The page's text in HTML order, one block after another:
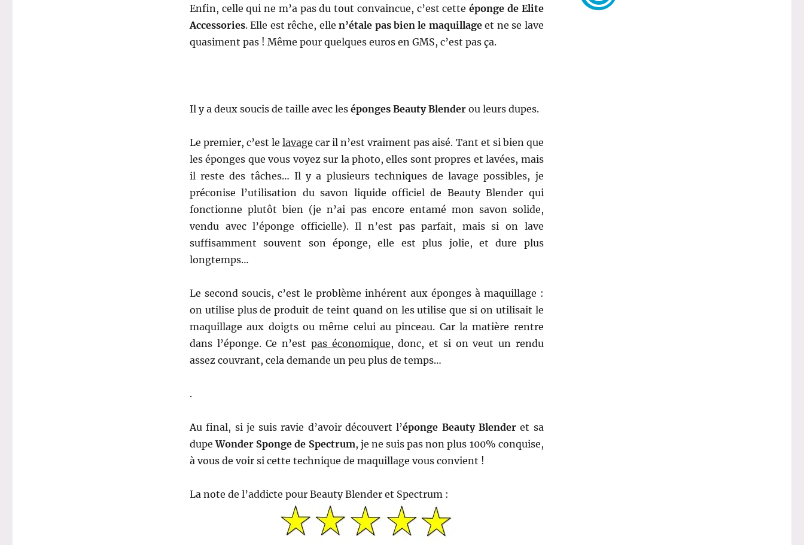
Enfin, celle qui ne m’a pas du tout convaincue, c’est cetteéponge de Elite
Accessories. Elle est rêche, ellen’étale pas bien le maquillageet ne se lave
quasiment pas ! Même pour quelques euros en GMS, c’est pas ça.
Il y a deux soucis de taille avec les éponges Beauty Blenderou leurs dupes.
Le premier, c’est lelavage car il n’est vraiment pas aisé. Tant et si bien que
les éponges que vous voyez sur la photo, elles sont propres et lavées, mais
il reste des tâches… Il y a plusieurs techniques de lavage possibles, je
préconise l’utilisation du savon liquide officiel de Beauty Blender qui
fonctionne plutôt bien (je n’ai pas encore entamé mon savon solide,
vendu avec l’éponge officielle). Il n’est pas parfait, mais si on lave
suffisamment souvent son éponge, elle est plus jolie, et dure plus
longtemps…
Le second soucis, c’est le problème inhérent aux éponges à maquillage :
on utilise plus de produit de teint quand on les utilise que si on utilisait le
maquillage aux doigts ou même celui au pinceau. Car la matière rentre
dans l’éponge. Ce n’est pas économique, donc, et si on veut un rendu
assez couvrant, cela demande un peu plus de temps…
.
Au final, si je suis ravie d’avoir découvert l’éponge Beauty Blender et sa
dupeWonder Sponge de Spectrum, je ne suis pas non plus 100% conquise,
à vous de voir si cette technique de maquillage vous convient !
La note de l’addicte pour Beauty Blender et Spectrum :